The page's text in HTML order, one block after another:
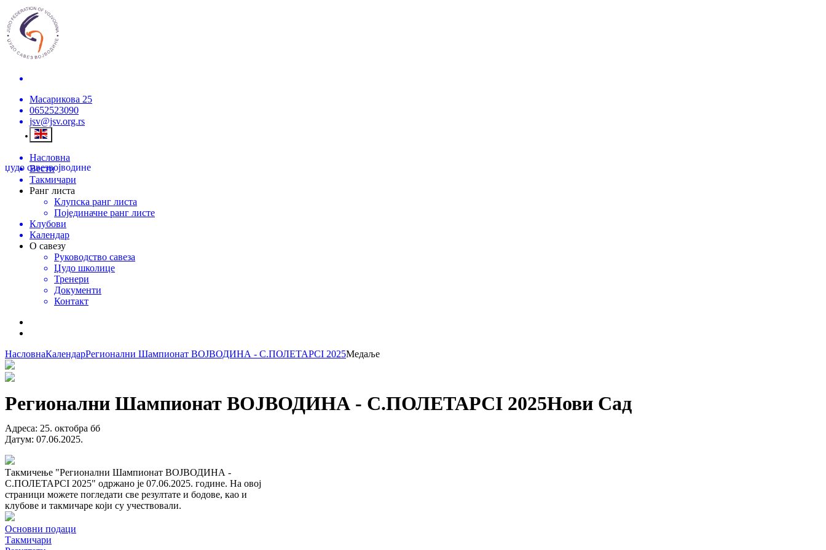
Масарикова 25
0652523090
jsv@jsv.org.rs
џудо савезвојводине
Насловна
Вести
Такмичари
Ранг листа
Клупска ранг листа
Појединачне ранг листе
Клубови
Календар
О савезу
Руководство савеза
Џудо школице
Тренери
Документи
Контакт
НасловнаКалендарРегионални Шампионат ВОЈВОДИНА - С.ПОЛЕТАРCI 2025Медаље
Регионални Шампионат ВОЈВОДИНА - С.ПОЛЕТАРCI 2025Нови Сад
Адреса: 25. октобра бб
Датум: 07.06.2025.
Такмичење "Регионални Шампионат ВОЈВОДИНА -
С.ПОЛЕТАРCI 2025" одржано је 07.06.2025. године. На овој
страници можете погледати све резултате и бодове, као и
клубове и такмичаре који су учествовали.
Основни подаци
Такмичари